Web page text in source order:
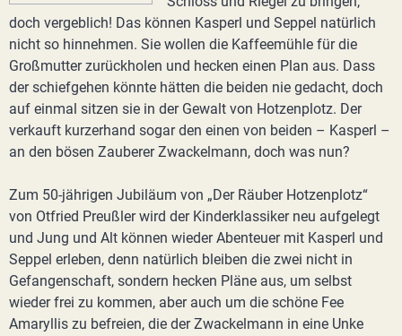
doch vergeblich! Das können Kasperl und Seppel natürlich
nicht so hinnehmen. Sie wollen die Kaffeemühle für die
Großmutter zurückholen und hecken einen Plan aus. Dass
der schiefgehen könnte hätten die beiden nie gedacht, doch
auf einmal sitzen sie in der Gewalt von Hotzenplotz. Der
verkauft kurzerhand sogar den einen von beiden – Kasperl –
an den bösen Zauberer Zwackelmann, doch was nun?
Zum 50-jährigen Jubiläum von „Der Räuber Hotzenplotz“
von Otfried Preußler wird der Kinderklassiker neu aufgelegt
und Jung und Alt können wieder Abenteuer mit Kasperl und
Seppel erleben, denn natürlich bleiben die zwei nicht in
Gefangenschaft, sondern hecken Pläne aus, um selbst
wieder frei zu kommen, aber auch um die schöne Fee
Amaryllis zu befreien, die der Zwackelmann in eine Unke